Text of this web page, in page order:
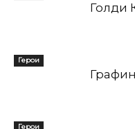
Голди
Герои
Герои